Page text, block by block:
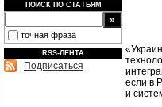
ПОИСК ПО СТАТЬЯМ
точная фраза
RSS-ЛЕНТА
Подписаться
если в
и